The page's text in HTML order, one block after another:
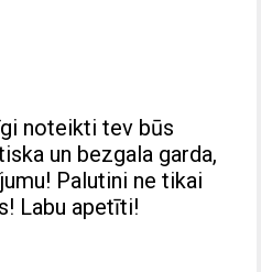
noteikti tev būs
un bezgala garda,
Palutini ne tikai
Labu apetīti!